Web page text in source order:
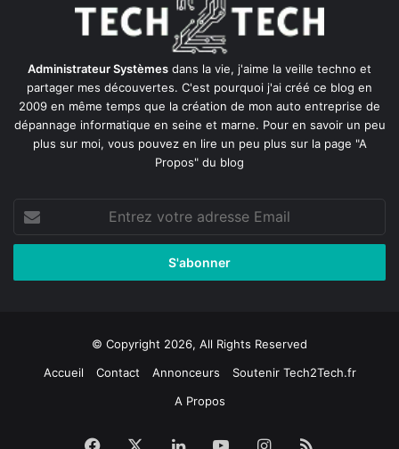
Administrateur Systèmes dans la vie, j'aime la veille techno et
partager mes découvertes. C'est pourquoi j'ai créé ce blog en
2009 en même temps que la création de mon auto entreprise de
dépannage informatique en seine et marne. Pour en savoir un peu
plus sur moi, vous pouvez en lire un peu plus sur la page "A
Propos" du blog
votre
adresse
© Copyright 2026, All Rights Reserved
Accueil
Contact Annonceurs
Soutenir Tech2Tech.fr
A Propos
Facebook LinkedinYouTubeInstagram